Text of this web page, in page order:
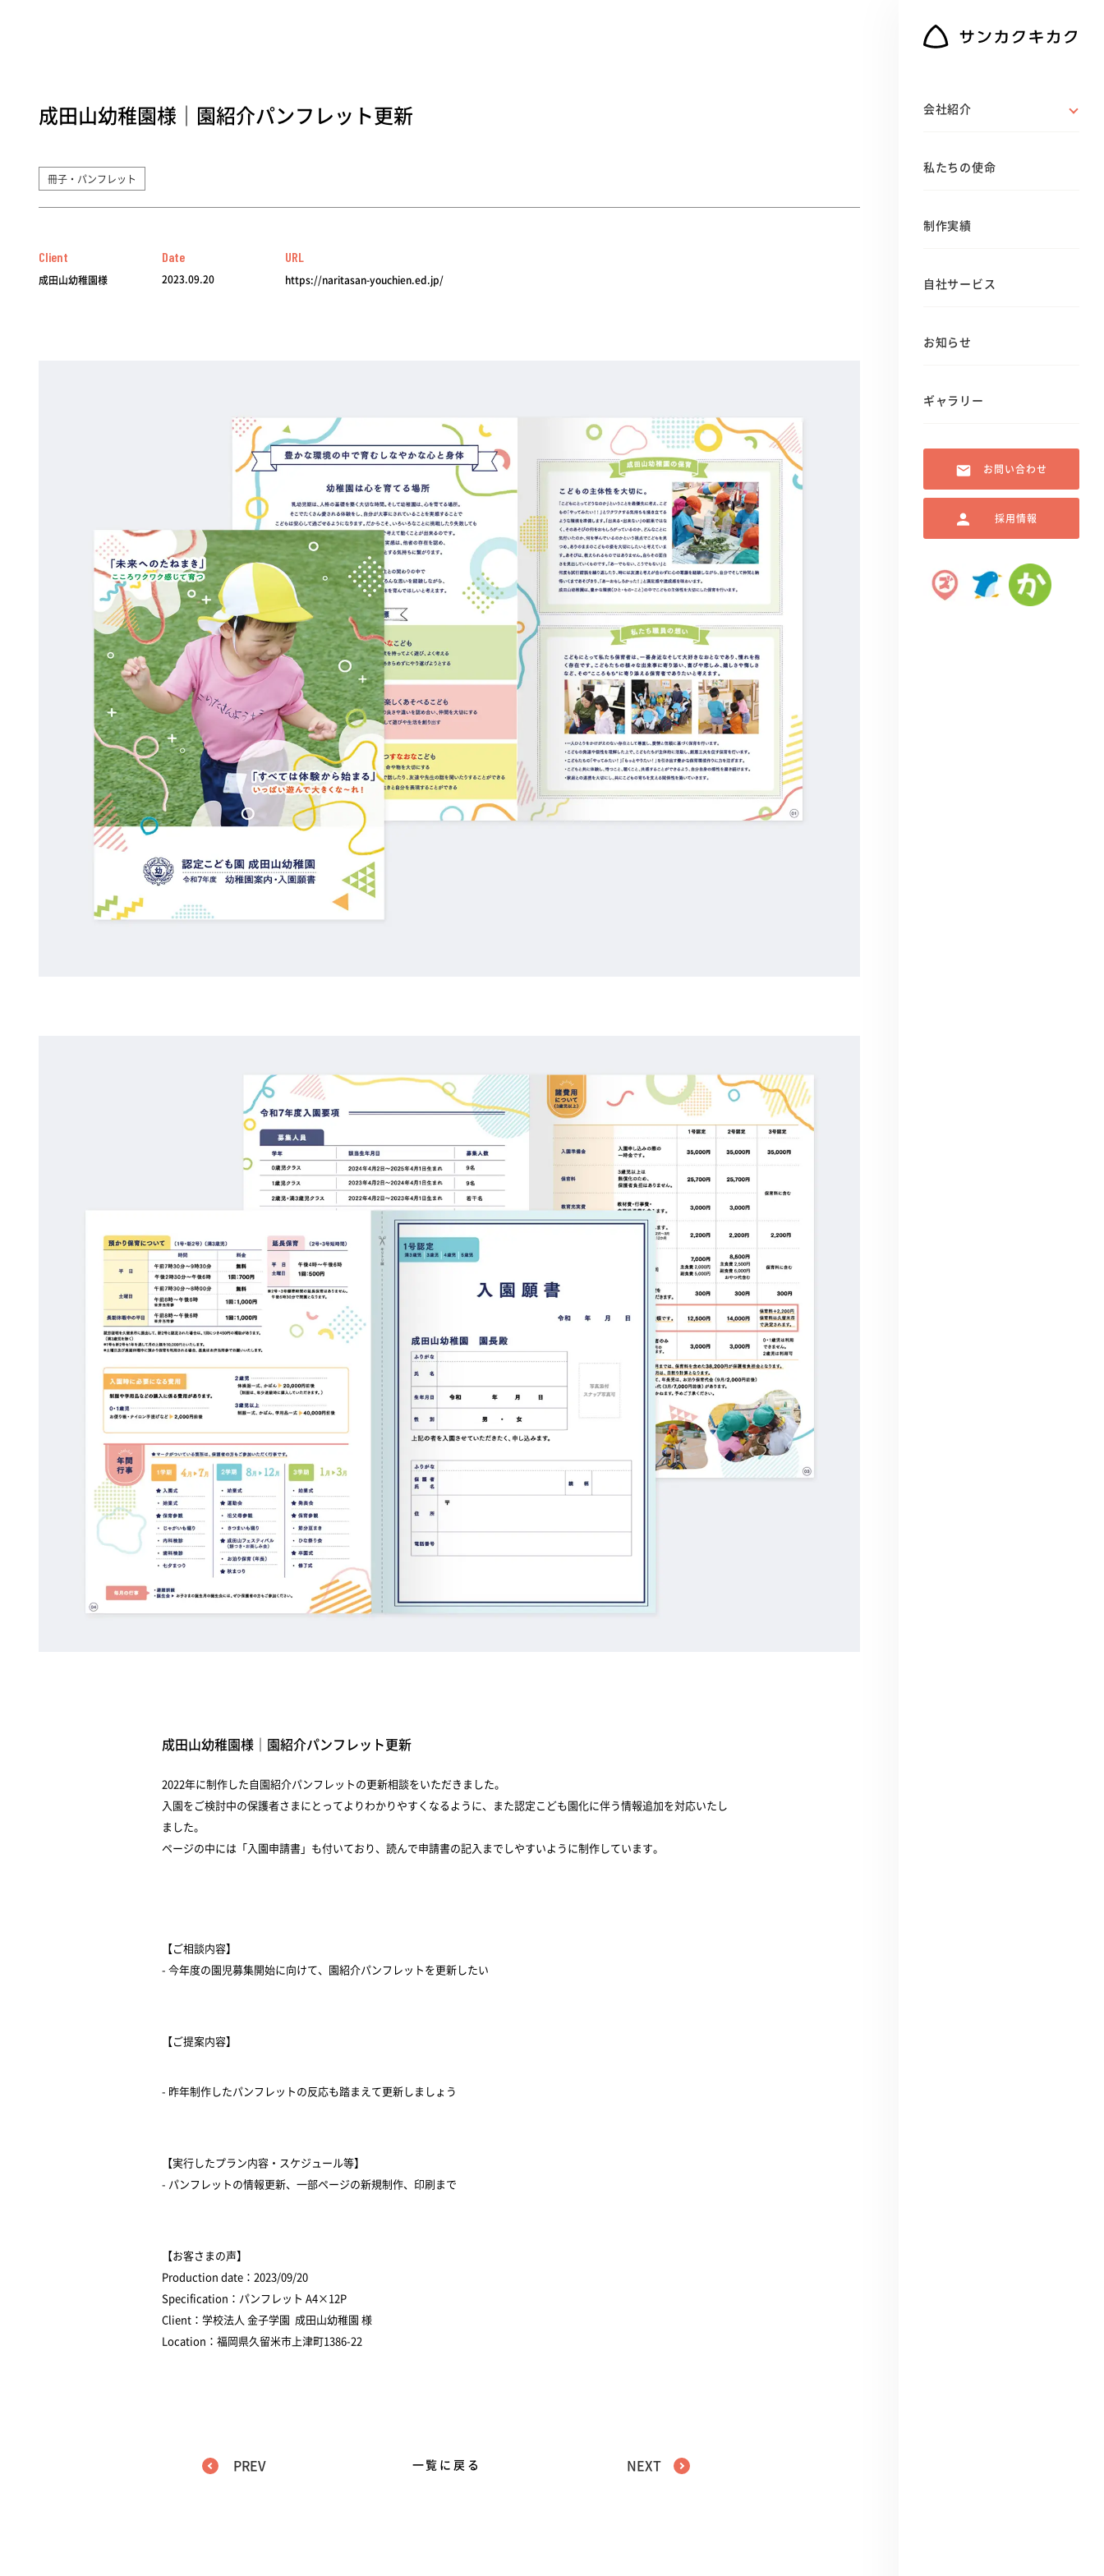
成田山幼稚園様｜園紹介パンフレット更新
冊子・パンフレット
Client
成田山幼稚園様
Date
2023.09.20
URL
https://naritasan-youchien.ed.jp/
成田山幼稚園様｜園紹介パンフレット更新
2022年に制作した自園紹介パンフレットの更新相談をいただきました。
入園をご検討中の保護者さまにとってよりわかりやすくなるように、また認定こども園化に伴う情報追加を対応いたし
ました。
ページの中には「入園申請書」も付いており、読んで申請書の記入までしやすいように制作しています。
【ご相談内容】
- 今年度の園児募集開始に向けて、園紹介パンフレットを更新したい
【ご提案内容】
- 昨年制作したパンフレットの反応も踏まえて更新しましょう
【実行したプラン内容・スケジュール等】
- パンフレットの情報更新、一部ページの新規制作、印刷まで
【お客さまの声】
Production date：2023/09/20
Specification：パンフレット A4×12P
Client：学校法人 金子学園 成田山幼稚園 様
Location：福岡県久留米市上津町1386-22
PREV 一覧に戻る NEXT
会社紹介
私たちの使命
制作実績
自社サービス
お知らせ
ギャラリー
お問い合わせ
採用情報